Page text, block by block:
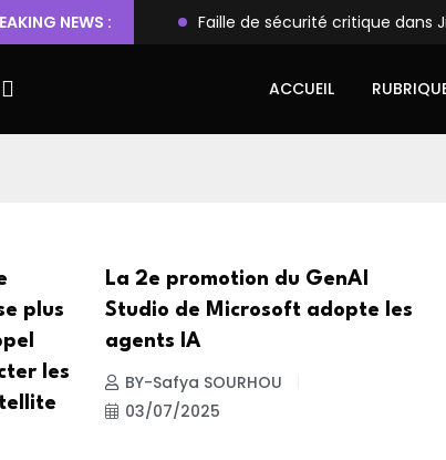
NEWS :
et l’accès root Faille de sécurité critique dans
ACCUEIL
plus
les
La 2e promotion du GenAI
Studio de Microsoft adopte les
agents IA
BY-Safya SOURHOU
03/07/2025